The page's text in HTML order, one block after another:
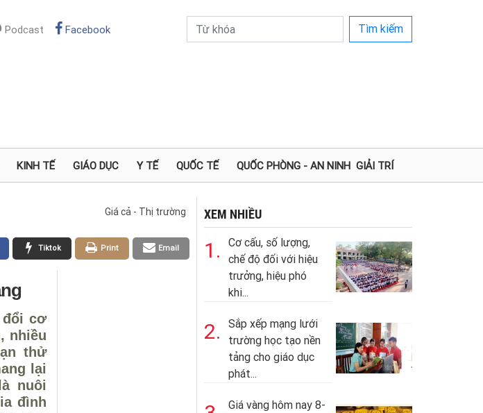
Podcast Facebook Tìm kiếm
KINH TẾ GIÁO DỤC Y TẾ QUỐC TẾ QUỐC PHÒNG - AN NINH GIẢI TRÍ
Giá cả - Thị trường
Email
Print
Tiktok
đổi cơ
nhiều
thử
lại
nuôi
đình
XEM NHIỀU
1.
Cơ cấu, số lượng,
chế độ đối với hiệu
trưởng, hiệu phó
khi...
2.
Sắp xếp mạng lưới
trường học tạo nền
tảng cho giáo dục
phát...
Giá vàng hôm nay 8-